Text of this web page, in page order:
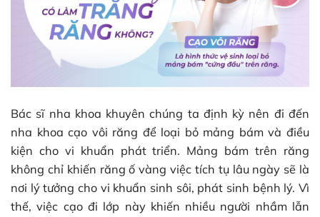
Bác sĩ nha khoa khuyên chúng ta định kỳ nên đi đến
nha khoa cạo vôi răng để loại bỏ mảng bám và điều
kiện cho vi khuẩn phát triển. Mảng bám trên răng
không chỉ khiến răng ố vàng việc tích tụ lâu ngày sẽ là
nơi lý tưởng cho vi khuẩn sinh sôi, phát sinh bệnh lý. Vì
thế, việc cạo đi lớp này khiến nhiều người nhầm lẫn